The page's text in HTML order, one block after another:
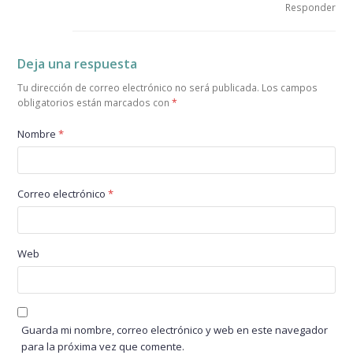
Responder
Deja una respuesta
Tu dirección de correo electrónico no será publicada. Los campos
obligatorios están marcados con*
Nombre*
Correo electrónico*
Web
Guarda mi nombre, correo electrónico y web en este navegador
para la próxima vez que comente.